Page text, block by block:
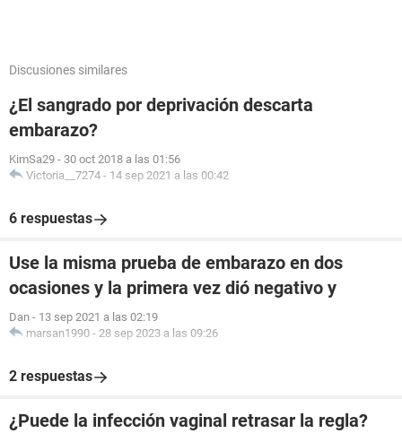
Discusiones similares
¿El sangrado por deprivación descarta
embarazo?
KimSa29 - 30 oct 2018 a las 01:56
Victoria__7274 - 14 sep 2021 a las 00:42
6 respuestas
Use la misma prueba de embarazo en dos
ocasiones y la primera vez dió negativo y
Dan - 13 sep 2021 a las 02:19
marsan1990 - 28 sep 2023 a las 09:26
2 respuestas
¿Puede la infección vaginal retrasar la regla?